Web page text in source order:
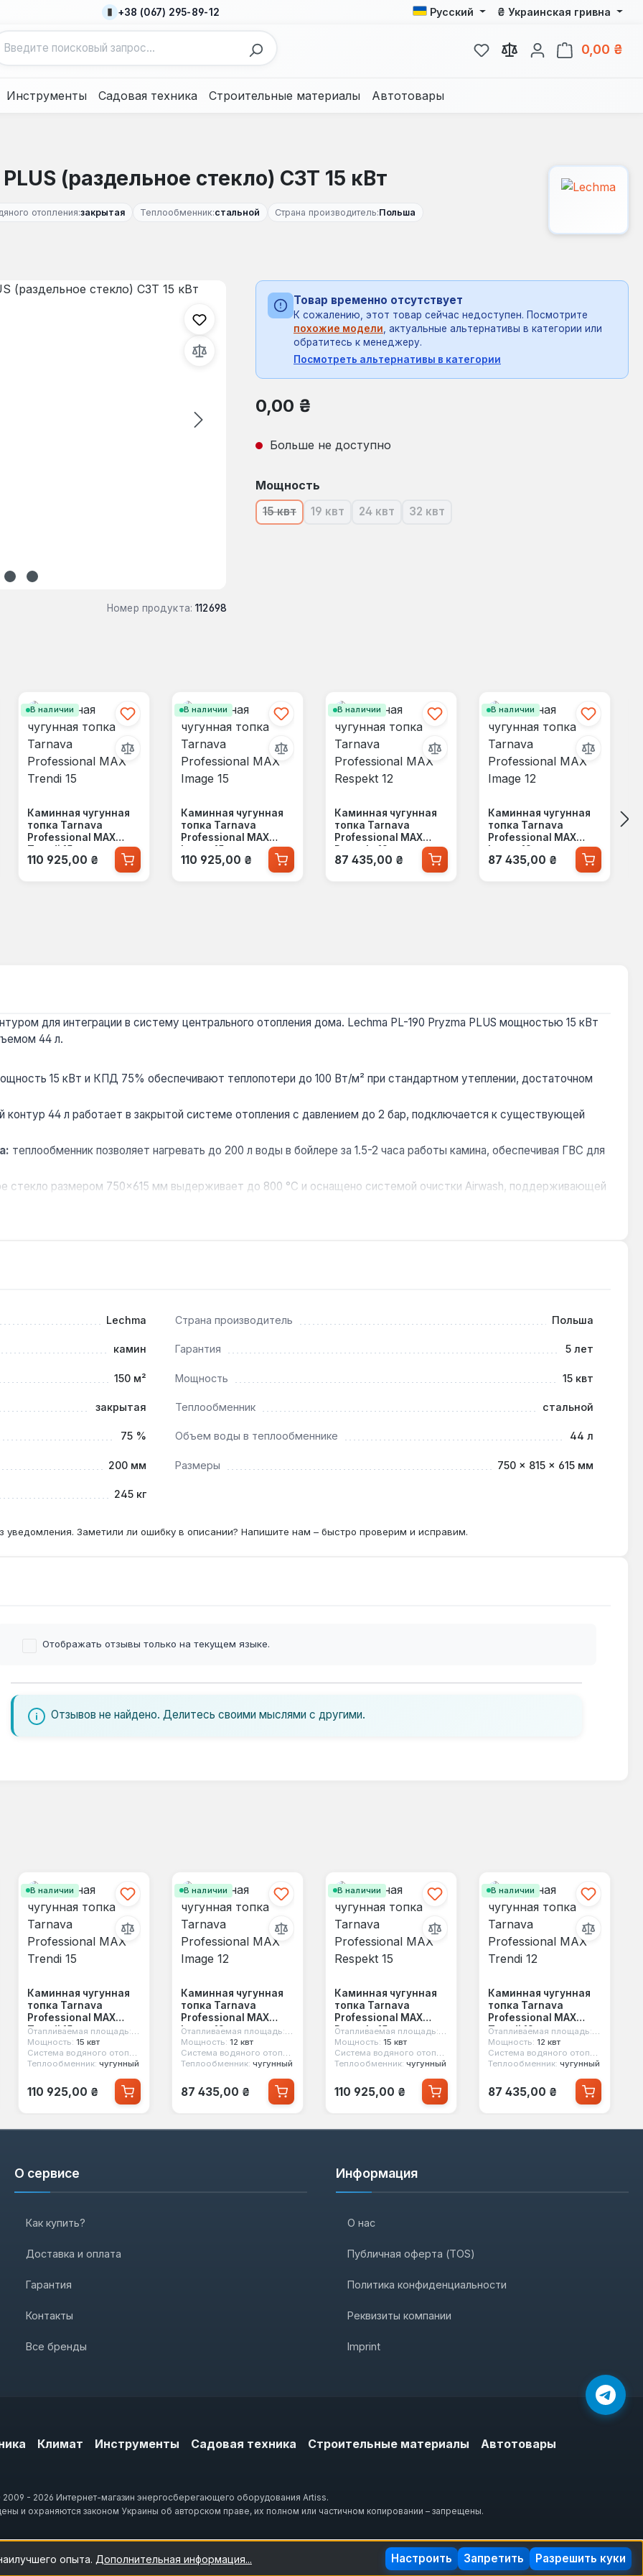
+38 (067) 295-89-12 Русский ₴ Украинская гривна
У вас есть товары из
0,00 ₴
Инструменты Садовая техника Строительные материалы Автотовары
(раздельное стекло) СЗТ 15 кВт
отопления:закрытая Теплообменник:стальной Страна производитель:Польша
Номер продукта: 112698
Товар временно отсутствует
К сожалению, этот товар сейчас недоступен. Посмотрите
похожие модели , актуальные альтернативы в категории или
обратитесь к менеджеру.
Посмотреть альтернативы в категории
Обычная цена:
0,00 ₴
Больше не доступно
Выберите
Мощность
15 квт(В настоящее время эта опция недоступна.)
19 квт(В настоящее время эта опция недоступна.)
24 квт(В настоящее время эта опция недоступна.)
32 квт(В настоящее время эта опция
В наличии
Каминная чугунная
топка Tarnava
Professional MAX
Trendi 15
Обычная цена:
110 925,00 ₴
В наличии
Каминная чугунная
топка Tarnava
Professional MAX
Image 15
Обычная цена:
110 925,00 ₴
В наличии
Каминная чугунная
топка Tarnava
Professional MAX
Respekt 12
Обычная цена:
87 435,00 ₴
В наличии
Каминная чугунная
топка Tarnava
Professional MAX
Image 12
Обычная цена:
87 435,00 ₴
для интеграции в систему центрального отопления дома. Lechma PL-190 Pryzma PLUS мощностью 15 кВт
44 л.
15 кВт и КПД 75% обеспечивают теплопотери до 100 Вт/м² при стандартном утеплении, достаточном
контур 44 л работает в закрытой системе отопления с давлением до 2 бар, подключается к существующей
теплообменник позволяет нагревать до 200 л воды в бойлере за 1.5-2 часа работы камина, обеспечивая ГВС для
стекло размером 750×615 мм выдерживает до 800 °C и оснащено системой очистки Airwash, поддерживающей
домов и дач с возможностью работы в паре с газовым или электрическим котлом. Производство — Польша.
Lechma Страна производитель Польша
камин Гарантия 5 лет
150 м² Мощность 15 квт
закрытая Теплообменник стальной
75 % Объем воды в теплообменнике 44 л
200 мм Размеры 750 × 815 × 615 мм
245 кг
уведомления. Заметили ли ошибку в описании? Напишите нам – быстро проверим и исправим.
Отображать отзывы только на текущем языке.
Отзывов не найдено. Делитесь своими мыслями с другими.
В наличии
Каминная чугунная
топка Tarnava
Professional MAX
Trendi 15
Отапливаемая площадь:150 м²
Мощность: 15 квт
Система водяного отопления:
Теплообменник: чугунный
Обычная цена:
110 925,00 ₴
В наличии
Каминная чугунная
топка Tarnava
Professional MAX
Image 12
Отапливаемая площадь:120 м²
Мощность: 12 квт
Система водяного отопления:
Теплообменник: чугунный
Обычная цена:
87 435,00 ₴
В наличии
Каминная чугунная
топка Tarnava
Professional MAX
Respekt 15
Отапливаемая площадь:150 м²
Мощность: 15 квт
Система водяного отопления:
Теплообменник: чугунный
Обычная цена:
110 925,00 ₴
В наличии
Каминная чугунная
топка Tarnava
Professional MAX
Trendi 12
Отапливаемая площадь:120 м²
Мощность: 12 квт
Система водяного отопления:
Теплообменник: чугунный
Обычная цена:
87 435,00 ₴
О сервисе
Как купить?
Доставка и оплата
Гарантия
Контакты
Все бренды
Информация
О нас
Публичная оферта (TOS)
Политика конфиденциальности
Реквизиты компании
Imprint
Климат Инструменты Садовая техника Строительные материалы Автотовары
- 2026 Интернет-магазин энергосберегающего оборудования Artiss.
и охраняются законом Украины об авторском праве, их полном или частичном копировании – запрещены.
опыта. Дополнительная информация... Запретить
Настроить Разрешить куки